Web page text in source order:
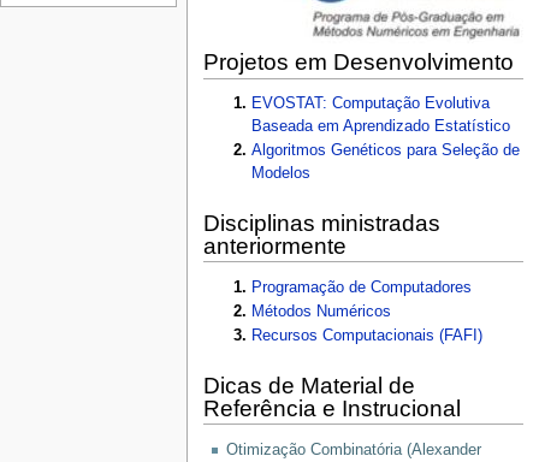
Projetos em Desenvolvimento
EVOSTAT: Computação Evolutiva
Baseada em Aprendizado Estatístico
Algoritmos Genéticos para Seleção de
Modelos
Disciplinas ministradas
anteriormente
Programação de Computadores
Métodos Numéricos
Recursos Computacionais (FAFI)
Dicas de Material de
Referência e Instrucional
Otimização Combinatória (Alexander